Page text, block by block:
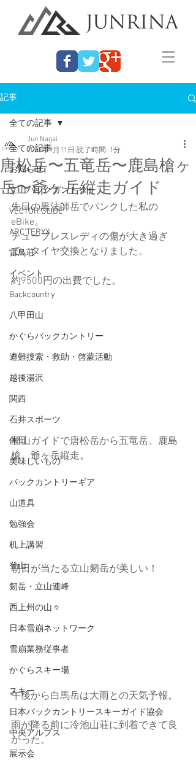
記事
全ての記事
お知らせ
立山バックカントリー
VECTOR GLIDE
ARC'TERYX
雷鳥荘
イベント
Backcountry
八甲田山
かぐらバックカントリー
遭難捜索・救助・啓蒙活動
越後湯沢
関西
石井スポーツ
休日
美味しいもの
バックカントリーギア
山道具
勉強会
机上講習
登山
剱岳・立山連峰
西上州の山々
日本雪崩ネットワーク
雪崩業務従事者
かぐらスキー場
スキー
日本バックカントリースキーガイド協会
中央アルプス
展示会
全ての記事
唐松岳〜五竜岳〜鹿島槍ヶ
岳〜爺ヶ岳縦走ガイド
Jun Nagai
2023年9月11日 読了時間: 1分
先日の黒法師岳でパンクした私の
eBike。
チューブレスレディの傷が大き過ぎ
て、タイヤ交換となりました。
約9500円の出費でした。
登山ガイドで唐松岳から五竜岳、鹿島
槍、爺ヶ岳縦走。
朝日が当たる立山剱岳が美しい！
午後から白馬岳は大雨との天気予報。
雨が降る前に冷池山荘に到着できて良
かった。